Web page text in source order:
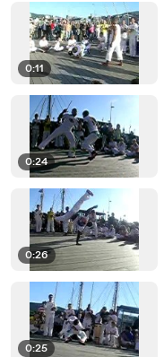
0:11
0:24
0:26
0:25